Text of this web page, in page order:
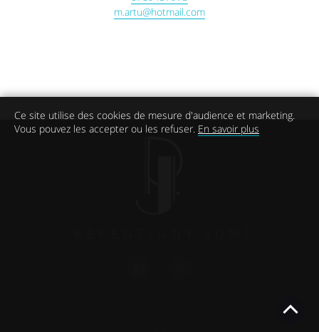
m.artu@hotmail.com
Ce site utilise des cookies de mesure d'audience et marketing.
Vous pouvez les accepter ou les refuser. En savoir plus